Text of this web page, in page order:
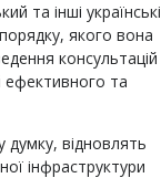
та інші українські
якого вона
консультацій
ефективного та
думку, відновлять
інфраструктури